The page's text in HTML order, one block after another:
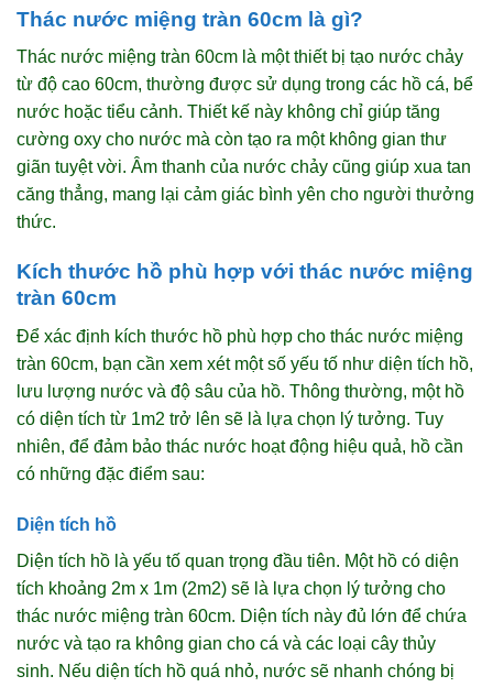
Thác nước miệng tràn 60cm là gì?
Thác nước miệng tràn 60cm là một thiết bị tạo nước chảy
từ độ cao 60cm, thường được sử dụng trong các hồ cá, bể
nước hoặc tiểu cảnh. Thiết kế này không chỉ giúp tăng
cường oxy cho nước mà còn tạo ra một không gian thư
giãn tuyệt vời. Âm thanh của nước chảy cũng giúp xua tan
căng thẳng, mang lại cảm giác bình yên cho người thưởng
thức.
Kích thước hồ phù hợp với thác nước miệng
tràn 60cm
Để xác định kích thước hồ phù hợp cho thác nước miệng
tràn 60cm, bạn cần xem xét một số yếu tố như diện tích hồ,
lưu lượng nước và độ sâu của hồ. Thông thường, một hồ
có diện tích từ 1m2 trở lên sẽ là lựa chọn lý tưởng. Tuy
nhiên, để đảm bảo thác nước hoạt động hiệu quả, hồ cần
có những đặc điểm sau:
Diện tích hồ
Diện tích hồ là yếu tố quan trọng đầu tiên. Một hồ có diện
tích khoảng 2m x 1m (2m2) sẽ là lựa chọn lý tưởng cho
thác nước miệng tràn 60cm. Diện tích này đủ lớn để chứa
nước và tạo ra không gian cho cá và các loại cây thủy
sinh. Nếu diện tích hồ quá nhỏ, nước sẽ nhanh chóng bị